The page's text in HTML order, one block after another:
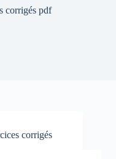
corrigés pdf
corrigés